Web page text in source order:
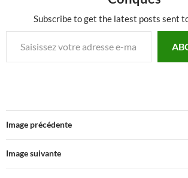
Subscribe to get the latest posts sent
Saisissez votre adresse e-mail…
Image précédente
Image suivante